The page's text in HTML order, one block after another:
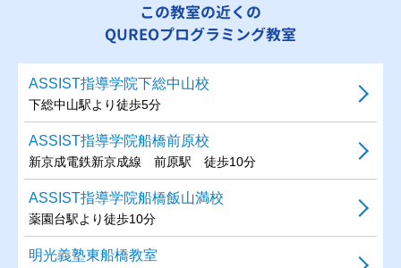
この教室の近くの
QUREOプログラミング教室
ASSIST指導学院下総中山校
下総中山駅より徒歩5分
ASSIST指導学院船橋前原校
新京成電鉄新京成線 前原駅 徒歩10分
ASSIST指導学院船橋飯山満校
薬園台駅より徒歩10分
明光義塾東船橋教室